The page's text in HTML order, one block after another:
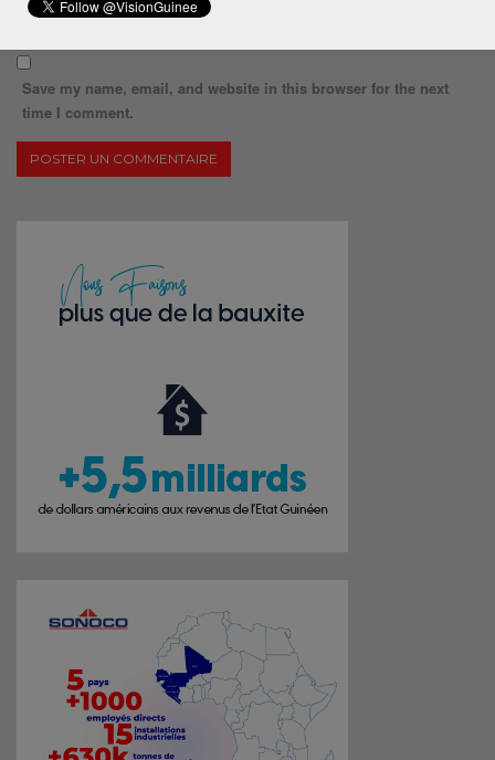
Save my name, email, and website in this browser for the next
time I comment.